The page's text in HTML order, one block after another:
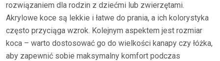
rozwiązaniem dla rodzin z dziećmi lub zwierzętami.
Akrylowe koce są lekkie i łatwe do prania, a ich kolorystyka
często przyciąga wzrok. Kolejnym aspektem jest rozmiar
koca – warto dostosować go do wielkości kanapy czy łóżka,
aby zapewnić sobie maksymalny komfort podczas